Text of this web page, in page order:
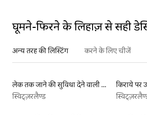
घूमने-फिरने के लिहाज़ से सही
अन्य तरह की लिस्टिंग करने के लिए चीजें
लेक तक जाने की सुविधा देने वाली किराये पर उपलब्ध लिस्टिंग
स्विट्ज़रलैण्ड
किराये पर